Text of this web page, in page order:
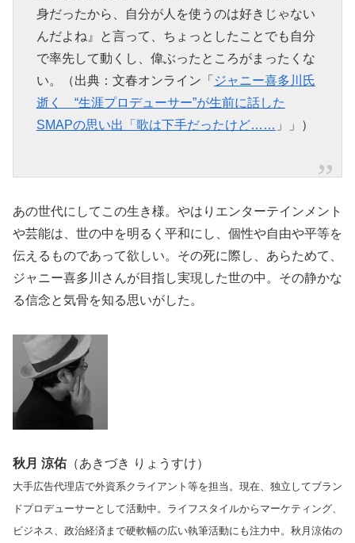
身だったから、自分が人を使うのは好きじゃない
んだよね』と言って、ちょっとしたことでも自分
で率先して動くし、偉ぶったところがまったくな
い。（出典：文春オンライン「 ジャニー喜多川氏
逝く “生涯プロデューサー”が生前に話した
SMAPの思い出「歌は下手だったけど…… 」」）
あの世代にしてこの生き様。やはりエンターテインメント
や芸能は、世の中を明るく平和にし、個性や自由や平等を
伝えるものであって欲しい。その死に際し、あらためて、
ジャニー喜多川さんが目指し実現した世の中。その静かな
る信念と気骨を知る思いがした。
秋月 涼佑 （あきづき りょうすけ）
大手広告代理店で外資系クライアント等を担当。現在、独立してブラン
ドプロデューサーとして活動中。ライフスタイルからマーケティング、
ビジネス、政治経済まで硬軟幅の広い執筆活動にも注力中。秋月涼佑の